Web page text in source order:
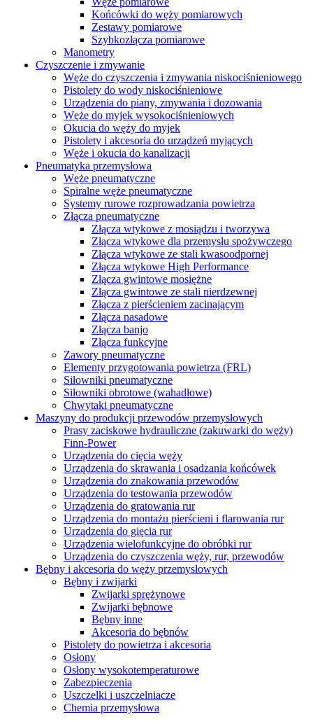
Końcówki do węży pomiarowych
Zestawy pomiarowe
Szybkozłącza pomiarowe
Manometry
Czyszczenie i zmywanie
Węże do czyszczenia i zmywania niskociśnieniowego
Pistolety do wody niskociśnieniowe
Urządzenia do piany, zmywania i dozowania
Węże do myjek wysokociśnieniowych
Okucia do węży do myjek
Pistolety i akcesoria do urządzeń myjących
Węże i okucia do kanalizacji
Pneumatyka przemysłowa
Węże pneumatyczne
Spiralne węże pneumatyczne
Systemy rurowe rozprowadzania powietrza
Złącza pneumatyczne
Złącza wtykowe z mosiądzu i tworzywa
Złącza wtykowe dla przemysłu spożywczego
Złącza wtykowe ze stali kwasoodpornej
Złącza wtykowe High Performance
Złącza gwintowe mosiężne
Złącza gwintowe ze stali nierdzewnej
Złącza z pierścieniem zacinającym
Złącza nasadowe
Złącza banjo
Złącza funkcyjne
Zawory pneumatyczne
Elementy przygotowania powietrza (FRL)
Siłowniki pneumatyczne
Siłowniki obrotowe (wahadłowe)
Chwytaki pneumatyczne
Maszyny do produkcji przewodów przemysłowych
Prasy zaciskowe hydrauliczne (zakuwarki do węży)
Finn-Power
Urządzenia do cięcia węży
Urządzenia do skrawania i osadzania końcówek
Urządzenia do znakowania przewodów
Urządzenia do testowania przewodów
Urządzenia do gratowania rur
Urządzenia do montażu pierścieni i flarowania rur
Urządzenia do gięcia rur
Urządzenia wielofunkcyjne do obróbki rur
Urządzenia do czyszczenia węży, rur, przewodów
Bębny i akcesoria do węży przemysłowych
Bębny i zwijarki
Zwijarki sprężynowe
Zwijarki bębnowe
Bębny inne
Akcesoria do bębnów
Pistolety do powietrza i akcesoria
Osłony
Osłony wysokotemperaturowe
Zabezpieczenia
Uszczelki i uszczelniacze
Chemia przemysłowa